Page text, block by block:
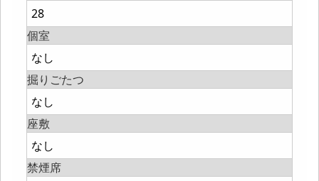
28
個室
なし
掘りごたつ
なし
座敷
なし
禁煙席